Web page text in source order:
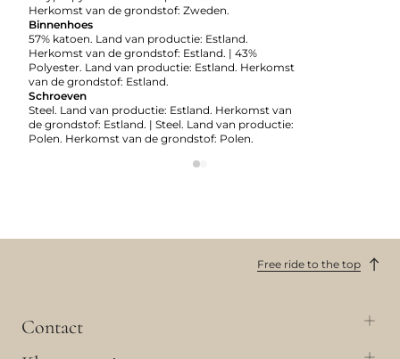
Herkomst van de grondstof: Zweden.
Binnenhoes
57% katoen. Land van productie: Estland.
Herkomst van de grondstof: Estland. | 43%
Polyester. Land van productie: Estland. Herkomst
van de grondstof: Estland.
Schroeven
Steel. Land van productie: Estland. Herkomst van
de grondstof: Estland. | Steel. Land van productie:
Polen. Herkomst van de grondstof: Polen.
Free ride to the top
Contact